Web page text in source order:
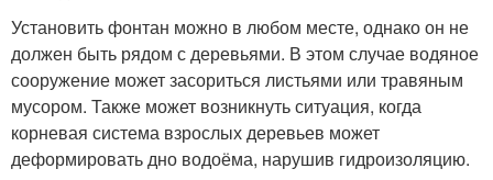
Установить фонтан можно в любом месте, однако он не
должен быть рядом с деревьями. В этом случае водяное
сооружение может засориться листьями или травяным
мусором. Также может возникнуть ситуация, когда
корневая система взрослых деревьев может
деформировать дно водоёма, нарушив гидроизоляцию.